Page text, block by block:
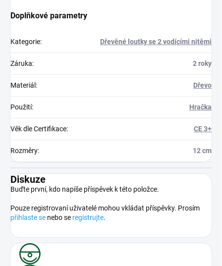
Doplňkové parametry
Kategorie: Dřevěné loutky se 2 vodícími nitěmi
Záruka: 2 roky
Materiál : Dřevo
Použití: Hračka
Věk dle Certifikace: CE 3+
Rozměry: 12 cm
Diskuze
Buďte první, kdo napíše příspěvek k této položce.
Pouze registrovaní uživatelé mohou vkládat příspěvky. Prosím
přihlaste se nebo se registrujte.